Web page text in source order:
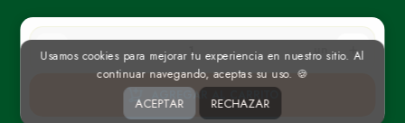
un
AGREGAR AL CARRITO
Usamos cookies para mejorar tu experiencia en nuestro sitio. Al
continuar navegando, aceptas su uso. 🍪
ACEPTAR RECHAZAR